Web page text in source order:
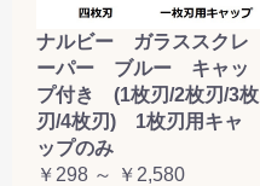
ナルビー ガラススクレ
ーパー ブルー キャッ
プ付き (1枚刃/2枚刃/3枚
刃/4枚刃) 1枚刃用キャ
ップのみ
￥298 ～ ￥2,580